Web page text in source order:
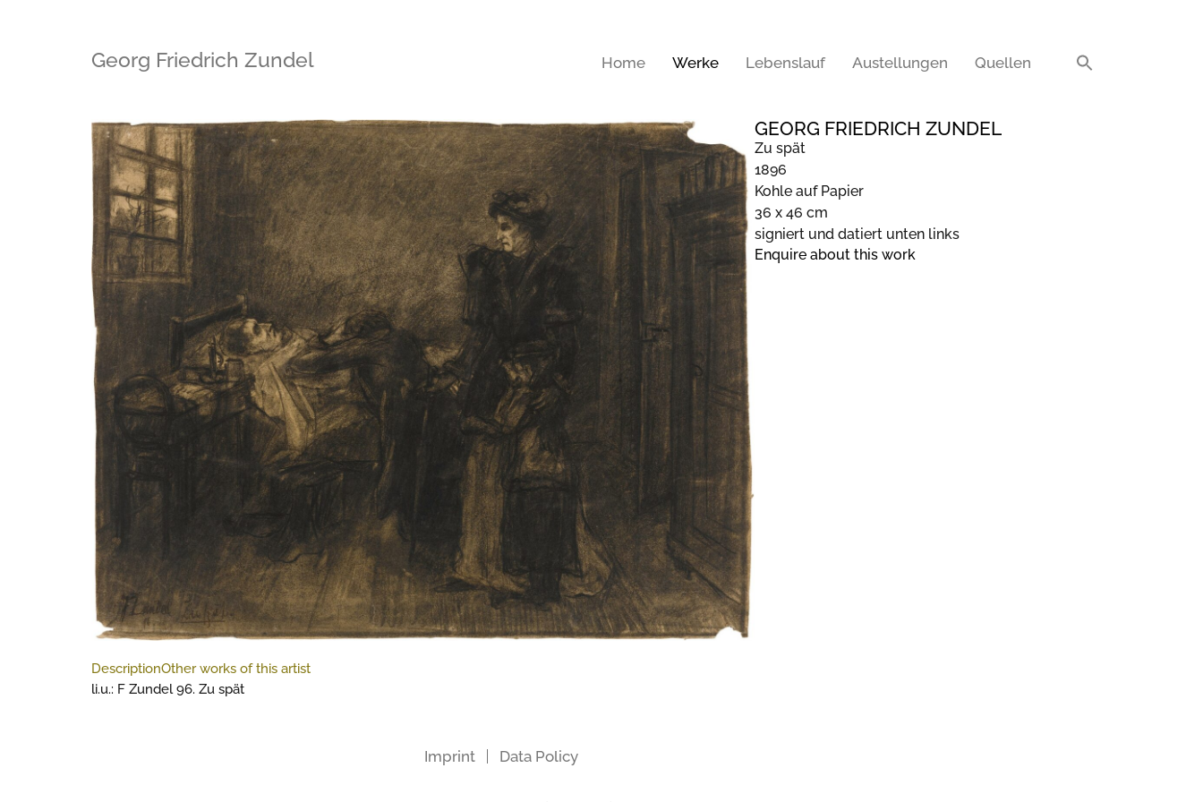
Georg Friedrich Zundel Home Werke Lebenslauf Austellungen Quellen
GEORG FRIEDRICH ZUNDEL
Zu spät
1896
Kohle auf Papier
36 x 46 cm
signiert und datiert unten links
Enquire about this work
DescriptionOther works of this artist
li.u.: F Zundel 96. Zu spät
Imprint Data Policy